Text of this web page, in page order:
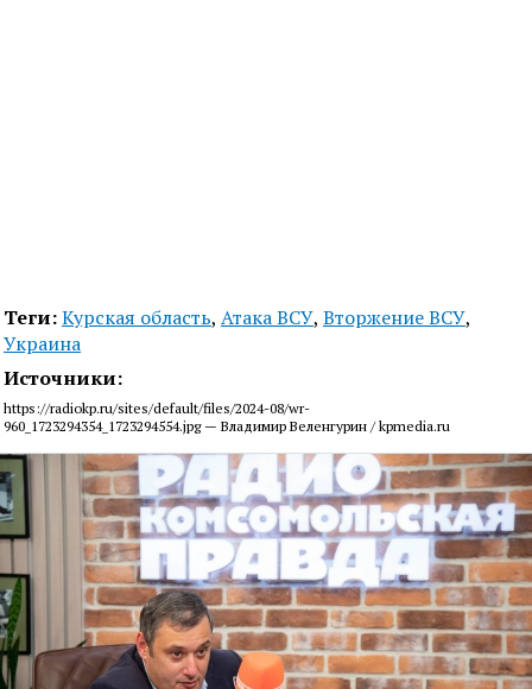
Теги:Курская область, Атака ВСУ, Вторжение ВСУ,
Украина
Источники:
https://radiokp.ru/sites/default/files/2024-08/wr-
960_1723294354_1723294554.jpg — Владимир Веленгурин / kpmedia.ru